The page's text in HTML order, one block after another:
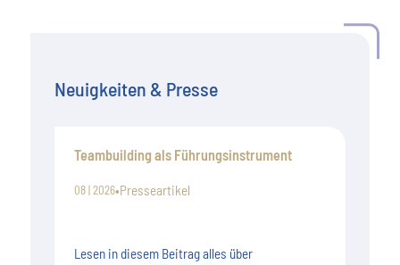
Neuigkeiten & Presse
Teambuilding als Führungsinstrument
08 | 2026•Presseartikel
Lesen in diesem Beitrag alles über